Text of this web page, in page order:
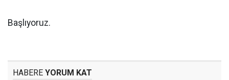
Başlıyoruz.
HABERE YORUM KAT